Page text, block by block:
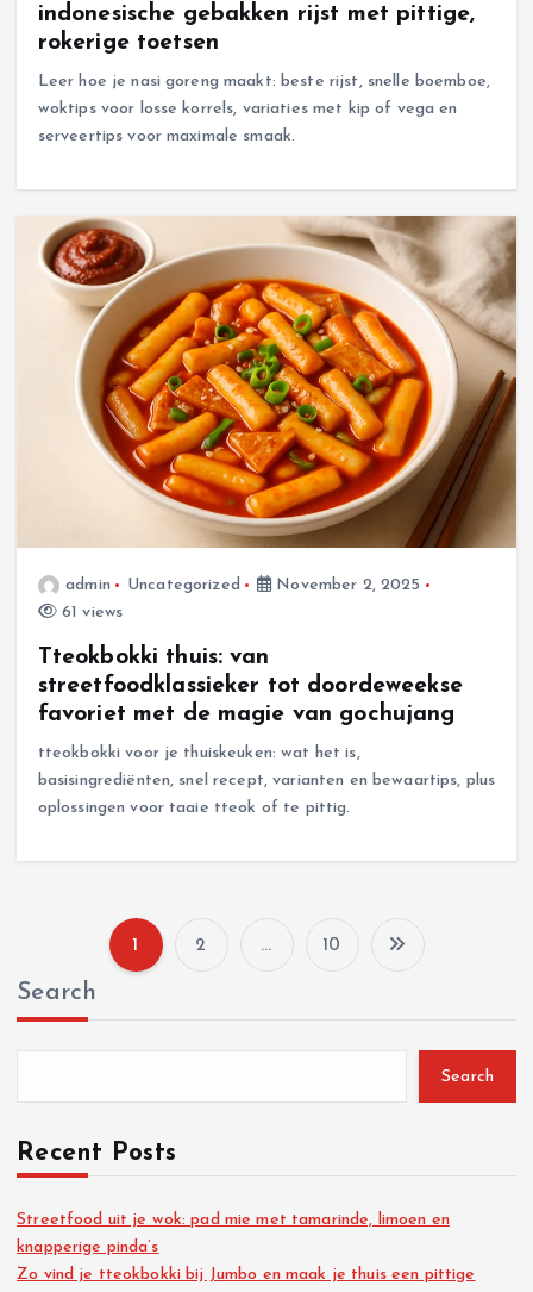
indonesische gebakken rijst met pittige,
rokerige toetsen
Leer hoe je nasi goreng maakt: beste rijst, snelle boemboe,
woktips voor losse korrels, variaties met kip of vega en
serveertips voor maximale smaak.
admin Uncategorized
November 2, 2025
61 views
Tteokbokki thuis: van
streetfoodklassieker tot doordeweekse
favoriet met de magie van gochujang
tteokbokki voor je thuiskeuken: wat het is,
basisingrediënten, snel recept, varianten en bewaartips, plus
oplossingen voor taaie tteok of te pittig.
s
s
p
1 2 … 10
Search
Search
Recent Posts
Streetfood uit je wok: pad mie met tamarinde, limoen en
knapperige pinda’s
Zo vind je tteokbokki bij Jumbo en maak je thuis een pittige